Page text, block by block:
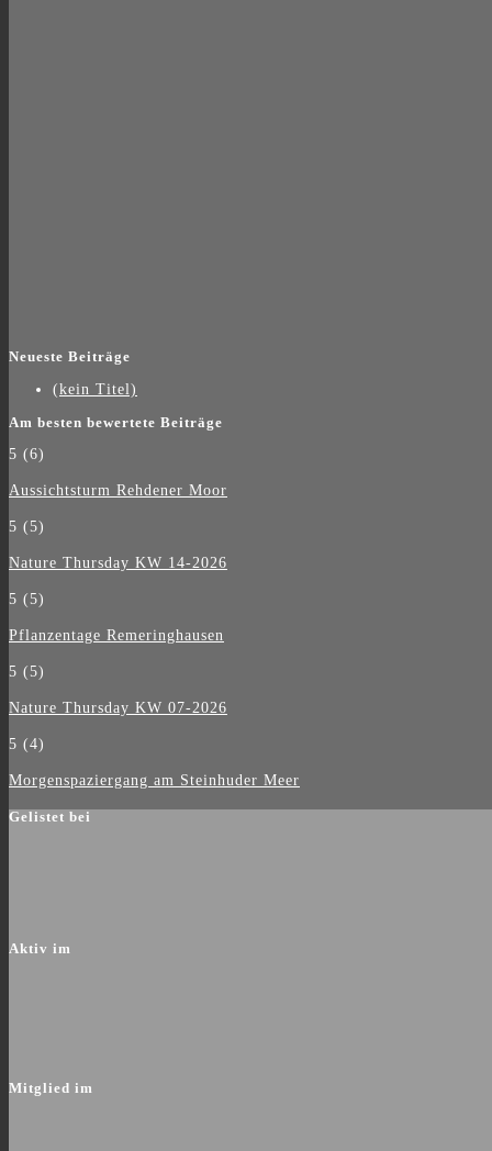
Neueste Beiträge
(kein Titel)
Am besten bewertete Beiträge
5 (6)
Aussichtsturm Rehdener Moor
5 (5)
Nature Thursday KW 14-2026
5 (5)
Pflanzentage Remeringhausen
5 (5)
Nature Thursday KW 07-2026
5 (4)
Morgenspaziergang am Steinhuder Meer
Gelistet bei
Aktiv im
Mitglied im